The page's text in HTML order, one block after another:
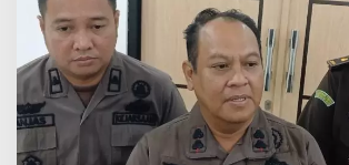
E
n
i
m
T
e
g
a